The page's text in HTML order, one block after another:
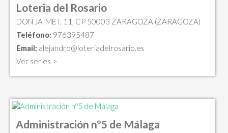
Loteria del Rosario
DON JAIME I, 11, CP 50003 ZARAGOZA (ZARAGOZA)
Teléfono: 976395487
Email: alejandro@loteriadelrosario.es
Ver series >
Administración nº5 de Málaga